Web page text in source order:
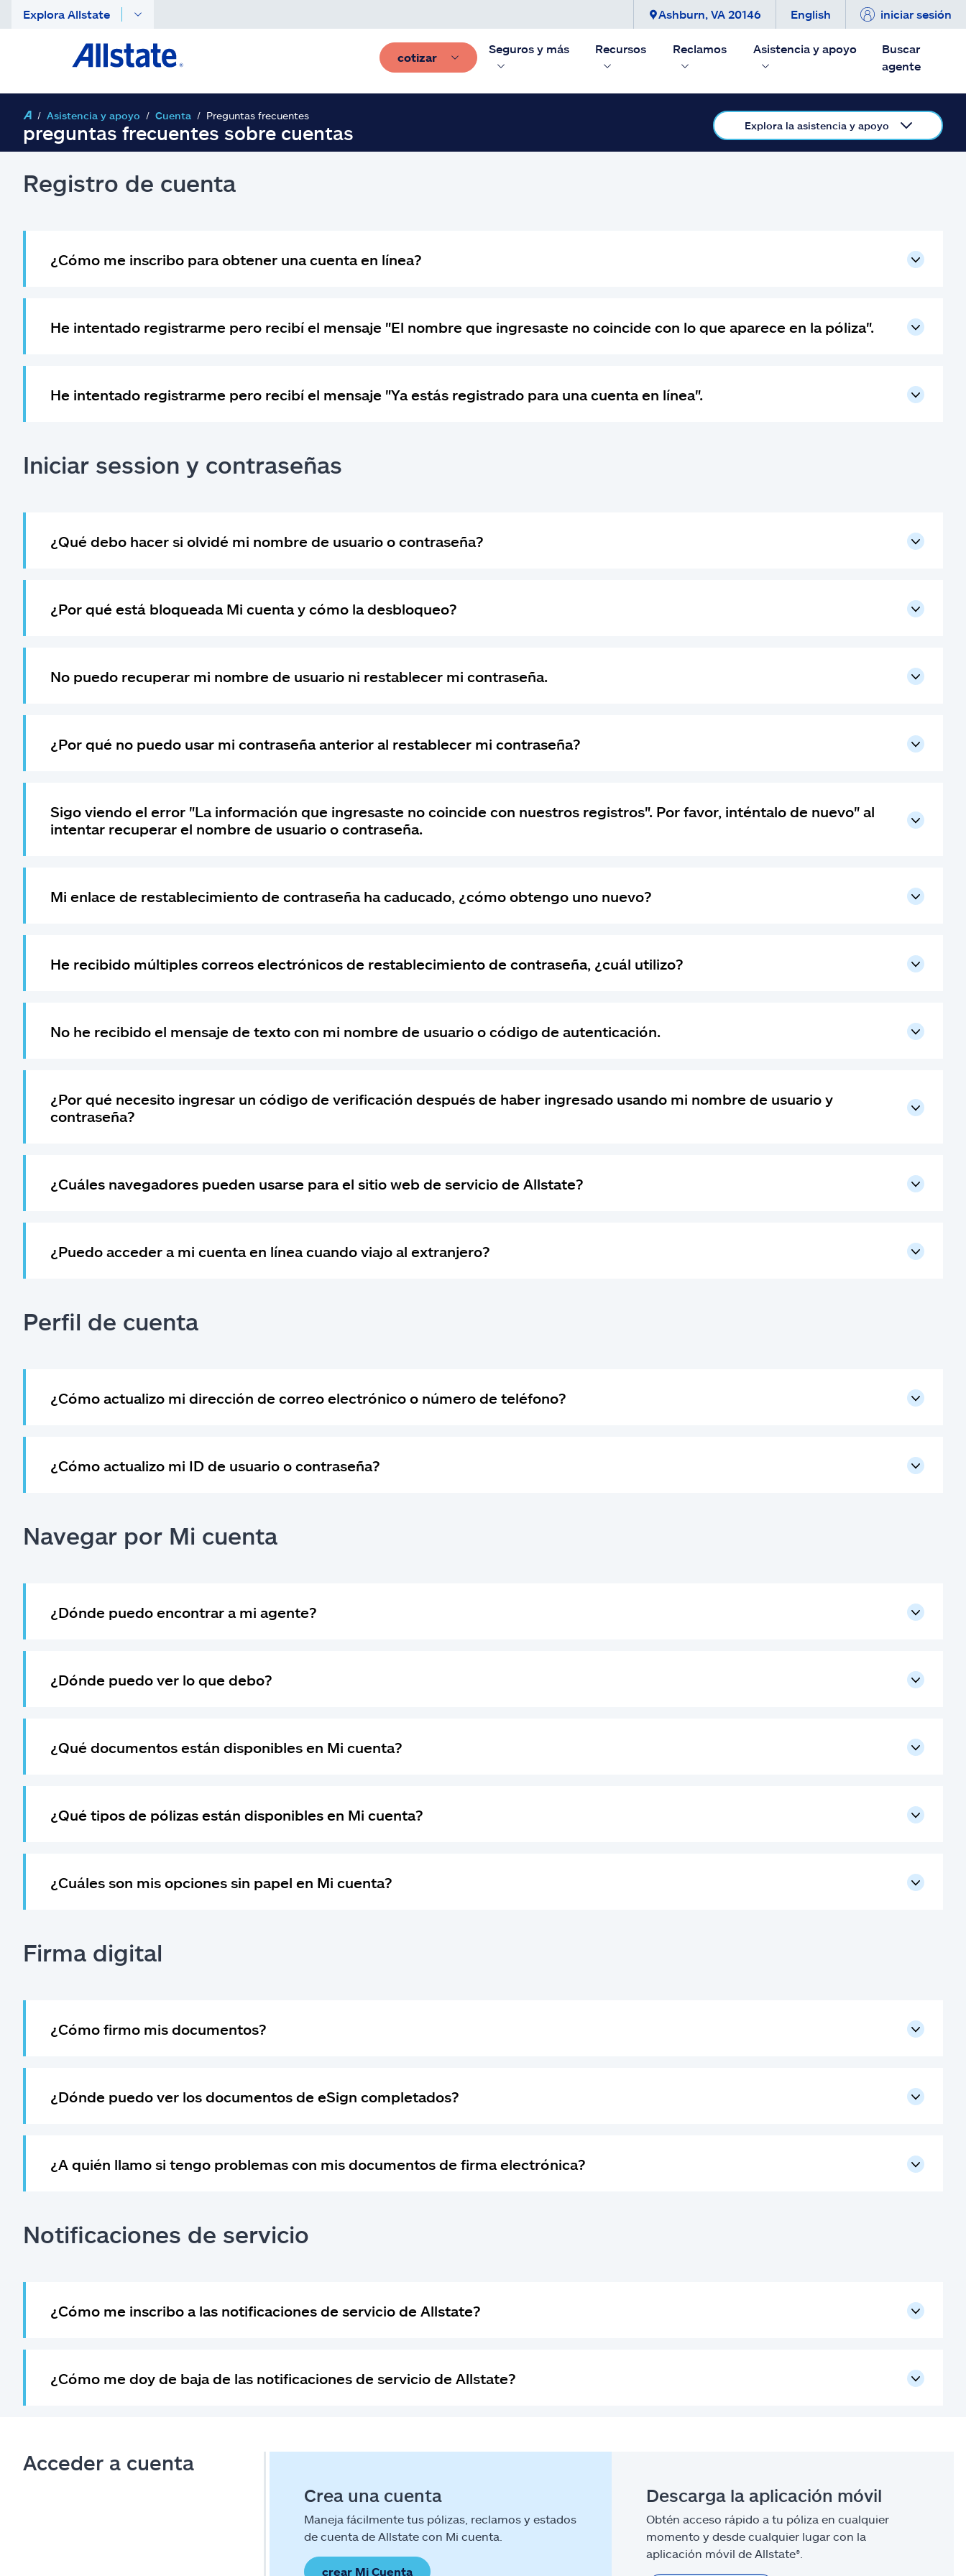
Explora Allstate Ashburn, VA 20146 English iniciar sesión
cotizar
Seguros y más Recursos Reclamos Asistencia y apoyo
Buscar
agente
Asistencia y apoyo Cuenta Preguntas frecuentes
preguntas frecuentes sobre cuentas Explora la asistencia y apoyo
Registro de cuenta
¿Cómo me inscribo para obtener una cuenta en línea?
He intentado registrarme pero recibí el mensaje "El nombre que ingresaste no coincide con lo que aparece en la póliza".
He intentado registrarme pero recibí el mensaje "Ya estás registrado para una cuenta en línea".
Iniciar session y contraseñas
¿Qué debo hacer si olvidé mi nombre de usuario o contraseña?
¿Por qué está bloqueada Mi cuenta y cómo la desbloqueo?
No puedo recuperar mi nombre de usuario ni restablecer mi contraseña.
¿Por qué no puedo usar mi contraseña anterior al restablecer mi contraseña?
Sigo viendo el error "La información que ingresaste no coincide con nuestros registros". Por favor, inténtalo de nuevo" al
intentar recuperar el nombre de usuario o contraseña.
Mi enlace de restablecimiento de contraseña ha caducado, ¿cómo obtengo uno nuevo?
He recibido múltiples correos electrónicos de restablecimiento de contraseña, ¿cuál utilizo?
No he recibido el mensaje de texto con mi nombre de usuario o código de autenticación.
¿Por qué necesito ingresar un código de verificación después de haber ingresado usando mi nombre de usuario y
contraseña?
¿Cuáles navegadores pueden usarse para el sitio web de servicio de Allstate?
¿Puedo acceder a mi cuenta en línea cuando viajo al extranjero?
Perfil de cuenta
¿Cómo actualizo mi dirección de correo electrónico o número de teléfono?
¿Cómo actualizo mi ID de usuario o contraseña?
Navegar por Mi cuenta
¿Dónde puedo encontrar a mi agente?
¿Dónde puedo ver lo que debo?
¿Qué documentos están disponibles en Mi cuenta?
¿Qué tipos de pólizas están disponibles en Mi cuenta?
¿Cuáles son mis opciones sin papel en Mi cuenta?
Firma digital
¿Cómo firmo mis documentos?
¿Dónde puedo ver los documentos de eSign completados?
¿A quién llamo si tengo problemas con mis documentos de firma electrónica?
Notificaciones de servicio
¿Cómo me inscribo a las notificaciones de servicio de Allstate?
¿Cómo me doy de baja de las notificaciones de servicio de Allstate?
Acceder a cuenta
Crea una cuenta
Maneja fácilmente tus pólizas, reclamos y estados
de cuenta de Allstate con Mi cuenta.
crear Mi Cuenta
Descarga la aplicación móvil
Obtén acceso rápido a tu póliza en cualquier
momento y desde cualquier lugar con la
aplicación móvil de Allstate®.